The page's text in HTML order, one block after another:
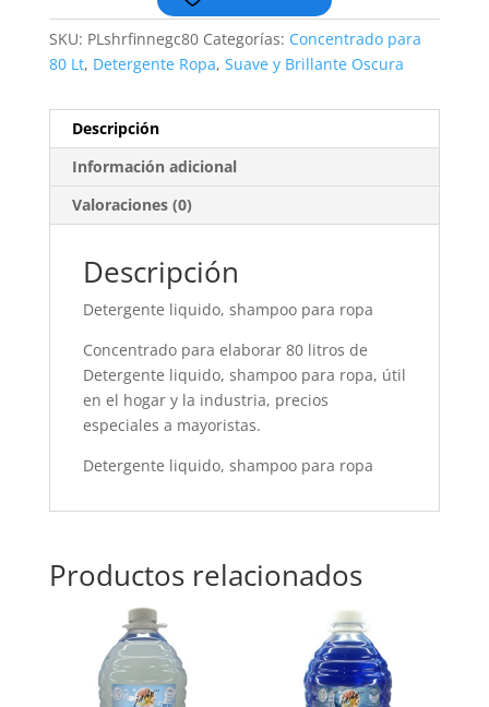
SKU: PLshrfinnegc80 Categorías: Concentrado para
80 Lt, Detergente Ropa, Suave y Brillante Oscura
Descripción
Información adicional
Valoraciones (0)
Descripción
Detergente liquido, shampoo para ropa
Concentrado para elaborar 80 litros de
Detergente liquido, shampoo para ropa, útil
en el hogar y la industria, precios
especiales a mayoristas.
Detergente liquido, shampoo para ropa
Productos relacionados